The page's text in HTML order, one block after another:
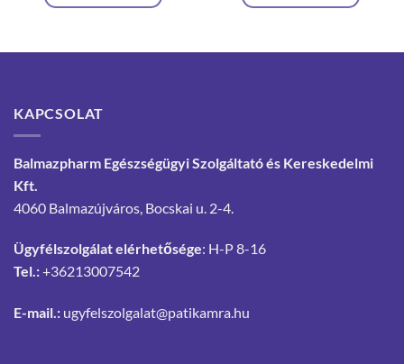
KAPCSOLAT
Balmazpharm Egészségügyi Szolgáltató és Kereskedelmi
Kft.
4060 Balmazújváros, Bocskai u. 2-4.
Ügyfélszolgálat elérhetősége: H-P 8-16
Tel.:+36213007542
E-mail.: ugyfelszolgalat@patikamra.hu